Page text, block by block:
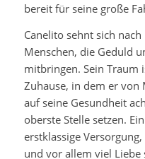
bereit für seine große
Canelito sehnt sich
Menschen, die Geduld
mitbringen. Sein Traum
Zuhause, in dem er von
auf seine Gesundheit
oberste Stelle setzen.
erstklassige
und vor allem viel Liebe